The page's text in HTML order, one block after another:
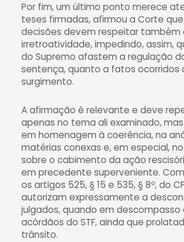
Por fim, um último ponto merece
teses firmadas, afirmou a Corte
decisões devem respeitar também
irretroatividade, impedindo, assim,
do Supremo afastem a regulação
sentença, quanto a fatos ocorridos
surgimento.
A afirmação é relevante e deve
apenas no tema ali examinado,
em homenagem à coerência, na
matérias conexas e, em especial,
sobre o cabimento da ação
em precedente superveniente.
os artigos 525, § 15 e 535, § 8º, do
autorizam expressamente a
julgados, quando em descompasso
acórdãos do STF, ainda que
trânsito.